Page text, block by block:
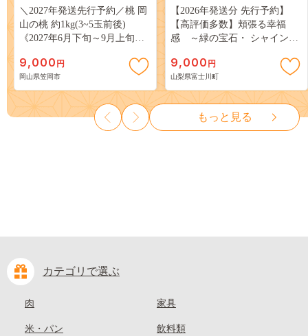
＼2027年発送先行予約／桃 岡
山の桃 約1kg(3~5玉前後)
《2027年6月下旬～9月上旬頃
岡山 はくとう スイーツ フル
ーツ 果物 デザート 旬 モモ も
も 先行予約 送料無料 果物 岡
山県 笠岡市 清水白桃 白鳳 白
麗 クール便---
kasaoka_zsy_419_100---
9,000 円
岡山県笠岡市
【2026年発送分 先行予約】
【高評価多数】頬張る幸福
感 ～緑の宝石・ シャインマ
３房） フルーツ 山梨県産 果
物 くだもの シャイン マスカ
ット ぶどう ブドウ 葡萄 大粒
種なし 先行予約 富士川町
10000円 一万円 9000円 九千円
9,000 円
山梨県富士川町
もっと見る
カテゴリで選ぶ
肉
米・パン
家具
飲料類